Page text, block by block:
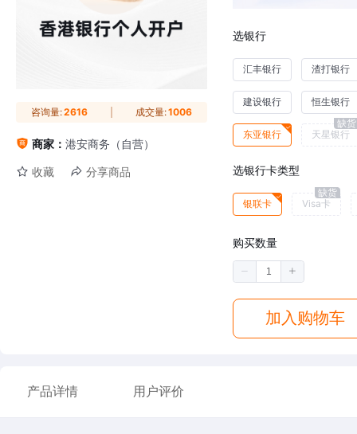
咨询量:2616 成交量:1006
商家： 港安商务（自营）
收藏 分享商品
选银行
汇丰银行 渣打银行
建设银行 恒生银行
东亚银行
缺货
天星银行
选银行卡类型
银联卡
缺货
Visa卡
购买数量
加入购物车
产品详情 用户评价